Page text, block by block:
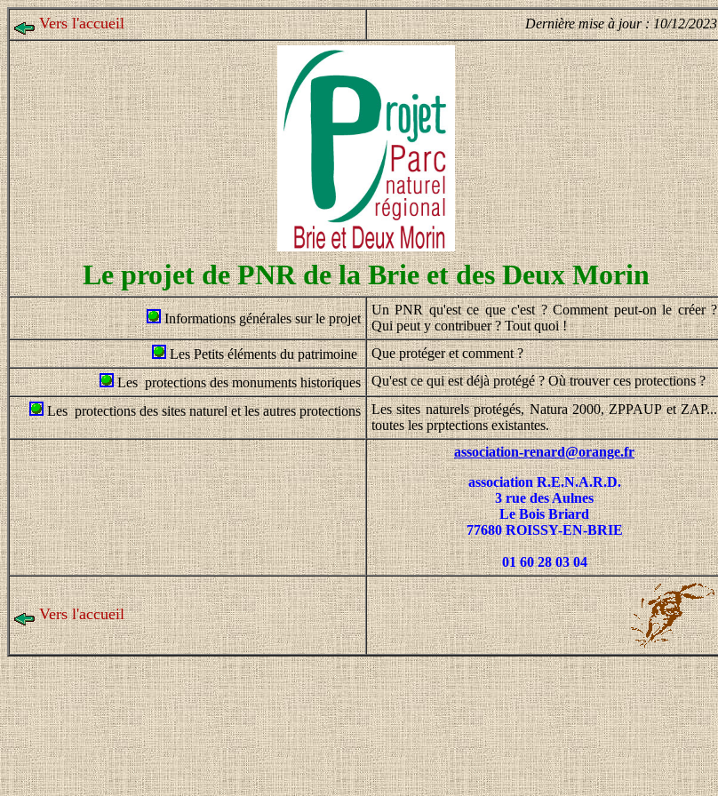
Vers l'accueil Dernière mise à jour : 10/12/2023
Le projet de PNR de la Brie et des Deux Morin
Informations générales sur le projet
Un PNR qu'est ce que c'est ? Comment peut-on le créer ?
Qui peut y contribuer ? Tout quoi !
Les Petits éléments du patrimoine
Que protéger et comment ?
Les protections des monuments historiques
Qu'est ce qui est déjà protégé ? Où trouver ces protections ?
Les protections des sites naturel et les autres protections
Les sites naturels protégés, Natura 2000, ZPPAUP et ZAP...
toutes les prptections existantes.
association-renard@orange.fr
association R.E.N.A.R.D.
3 rue des Aulnes
Le Bois Briard
77680 ROISSY-EN-BRIE
01 60 28 03 04
Vers l'accueil